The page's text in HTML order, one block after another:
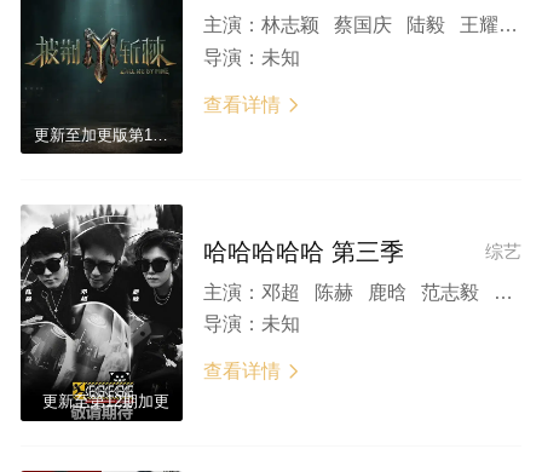
主演： 林志颖 蔡国庆 陆毅 王耀庆 李玖哲 郑嘉颖 张栋梁 陈楚生 俞灏明 王栎鑫 张远 胡彦斌 关智斌 徐良 信 胡兵 蓝正龙 伯远 罗杰夫 马伯骞 魏巡 许绍洋 品冠 苏小玎 唐禹哲 魏哲鸣 董宝石 瘦子 刘嘉裕 李贤璞 何展成 马晓龙
导演： 未知
查看详情 
更新至第12期加更
综艺
哈哈哈哈哈 第三季
主演： 邓超 陈赫 鹿晗 范志毅 董宝石 王勉
导演： 未知
查看详情 